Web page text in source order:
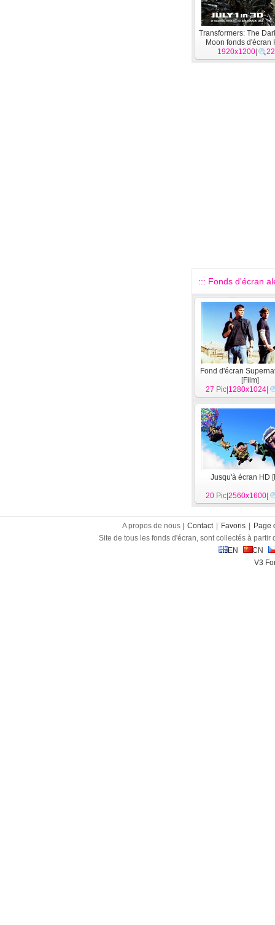
Transformers: The
Moon fonds d'écran
1920x1200
::: Fonds d'écran
Fond d'écran
[Film]
27 Pic| 1280x1024
Jusqu'à écran HD [
20 Pic|2560x1600
A propos de nous | Contact Favoris
Page
Site de tous les fonds d'écran, sont collectés à
EN
CN
V3